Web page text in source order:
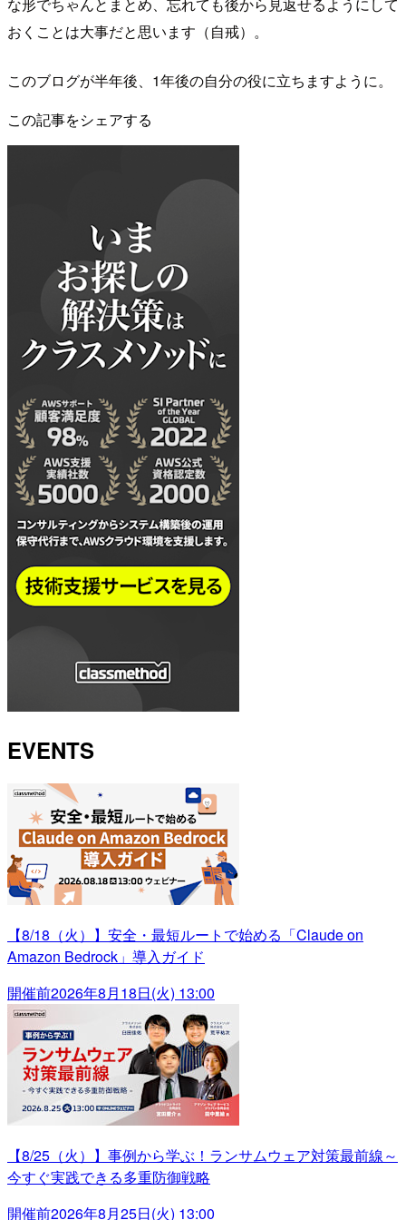
な形でちゃんとまとめ、忘れても後から見返せるようにして
おくことは大事だと思います（自戒）。
このブログが半年後、1年後の自分の役に立ちますように。
この記事をシェアする
EVENTS
【8/18（火）】安全・最短ルートで始める「Claude on
Amazon Bedrock」導入ガイド
開催前2026年8月18日(火) 13:00
【8/25（火）】事例から学ぶ！ランサムウェア対策最前線～
今すぐ実践できる多重防御戦略
開催前2026年8月25日(火) 13:00